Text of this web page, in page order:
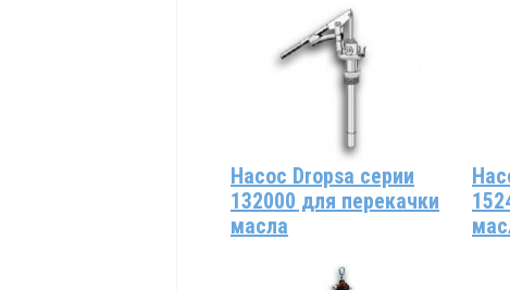
Насос Dropsa серии
132000 для перекачки
масла